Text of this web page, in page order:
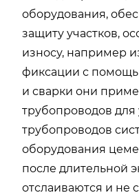
оборудования,
защиту участков,
износу, например
фиксации с
и сварки они
трубопроводов
трубопроводов
оборудования
после длительной
отслаиваются и не